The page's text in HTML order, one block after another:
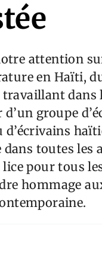
attention
en Haïti,
dans
groupe
dans toutes les
pour tous
hommage